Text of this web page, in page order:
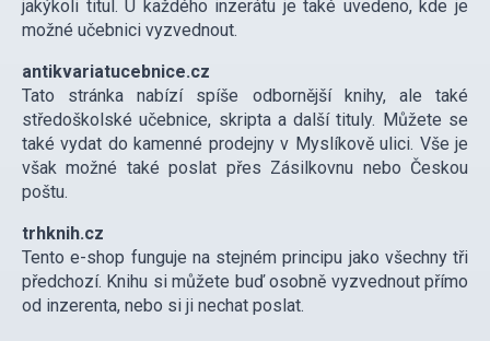
jakýkoli titul. U každého inzerátu je také uvedeno, kde je
možné učebnici vyzvednout.
antikvariatucebnice.cz
Tato stránka nabízí spíše odbornější knihy, ale také
středoškolské učebnice, skripta a další tituly. Můžete se
také vydat do kamenné prodejny v Myslíkově ulici. Vše je
však možné také poslat přes Zásilkovnu nebo Českou
poštu.
trhknih.cz
Tento e-shop funguje na stejném principu jako všechny tři
předchozí. Knihu si můžete buď osobně vyzvednout přímo
od inzerenta, nebo si ji nechat poslat.